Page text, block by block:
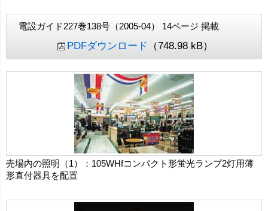
電設ガイド227巻138号（2005-04） 14ページ 掲載
PDFダウンロード （748.98 kB）
売場内の照明（1）：105WHfコンパクト形蛍光ランプ2灯用薄
形直付器具を配置